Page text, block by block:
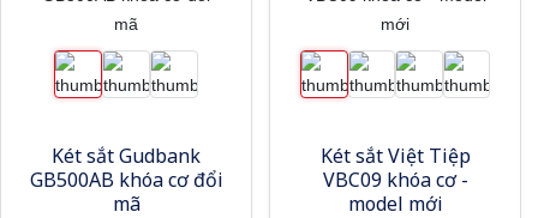
Két sắt Gudbank
GB500AB khóa cơ đổi
mã
Két sắt Việt Tiệp
VBC09 khóa cơ -
model mới